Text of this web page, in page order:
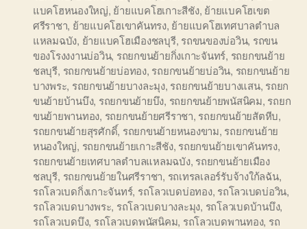
แบคโฮหนองใหญ่, ย้ายแบคโฮเกาะสีชัง, ย้ายแบคโฮเขต
ศรีราชา, ย้ายแบคโฮเขาคันทรง, ย้ายแบคโฮเทศบาลตำบล
แหลมฉบัง, ย้ายแบคโฮเมืองชลบุรี, รถขนของบ่อวิน, รถขน
ของโรงงงานบ่อวิน, รถยกขนย้ายกิ่งเกาะจันทร์, รถยกขนย้าย
ชลบุรี, รถยกขนย้ายบ่อทอง, รถยกขนย้ายบ่อวิน, รถยกขนย้าย
บางพระ, รถยกขนย้ายบางละมุง, รถยกขนย้ายบางแสน, รถยก
ขนย้ายบ้านบึง, รถยกขนย้ายบึง, รถยกขนย้ายพนัสนิคม, รถยก
ขนย้ายพานทอง, รถยกขนย้ายศรีราชา, รถยกขนย้ายสัตหีบ,
รถยกขนย้ายสุรศักดิ์, รถยกขนย้ายหนองขาม, รถยกขนย้าย
หนองใหญ่, รถยกขนย้ายเกาะสีชัง, รถยกขนย้ายเขาคันทรง,
รถยกขนย้ายเทศบาลตำบลแหลมฉบัง, รถยกขนย้ายเมือง
ชลบุรี, รถยกขนย้ายในศรีราชา, รถเทรลเลอร์รับจ้างใก้ลฉัน,
รถโลวเบดกิ่งเกาะจันทร์, รถโลวเบดบ่อทอง, รถโลวเบดบ่อวิน,
รถโลวเบดบางพระ, รถโลวเบดบางละมุง, รถโลวเบดบ้านบึง,
รถโลวเบดบึง, รถโลวเบดพนัสนิคม, รถโลวเบดพานทอง, รถ